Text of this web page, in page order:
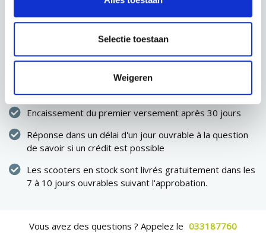
Selectie toestaan
Weigeren
PROCHAINE ÉTAPE
Pas de dépenses élevées en une seule fois
Encaissement du premier versement après 30 jours
Réponse dans un délai d'un jour ouvrable à la question
de savoir si un crédit est possible
Les scooters en stock sont livrés gratuitement dans les
7 à 10 jours ouvrables suivant l'approbation.
Vous avez des questions ? Appelez le 033187760